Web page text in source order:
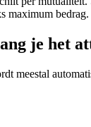
maximum bedrag.
je het
meestal